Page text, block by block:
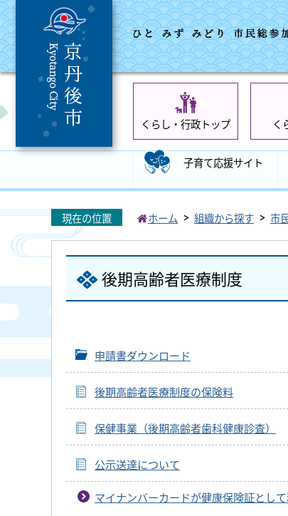
くらし・行政トップ く
子育て応援サイト
現在の位置 ホーム 組織から探す 市
後期高齢者医療制度
申請書ダウンロード
後期高齢者医療制度の保険料
保健事業（後期高齢者歯科健康診査）
公示送達について
マイナンバーカードが健康保険証とし